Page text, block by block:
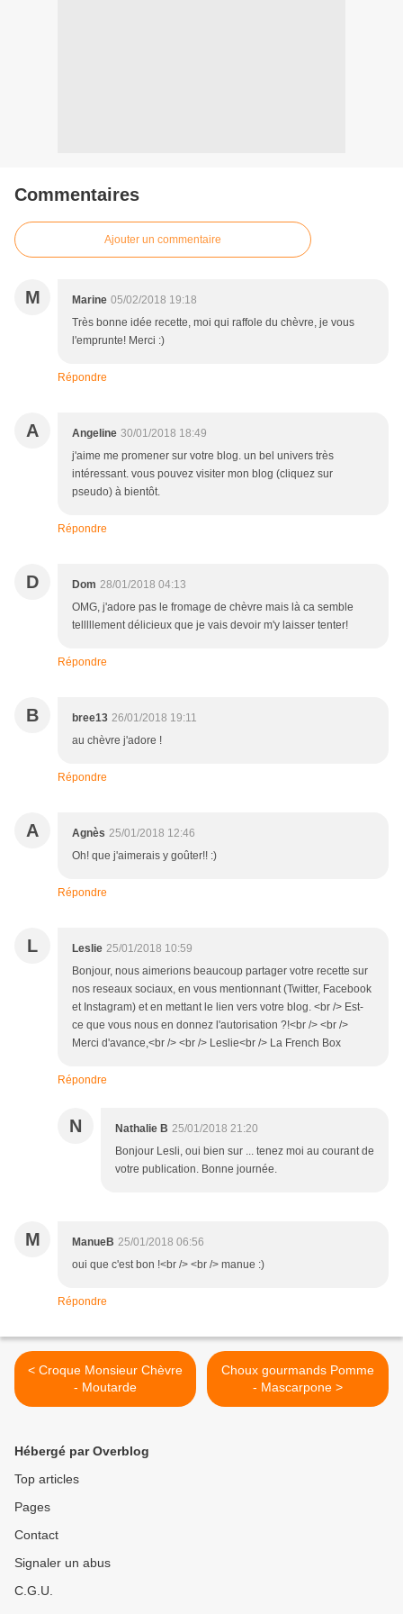
Commentaires
Ajouter un commentaire
M Marine 05/02/2018 19:18
Très bonne idée recette, moi qui raffole du chèvre, je vous
l'emprunte! Merci :)
Répondre
A Angeline 30/01/2018 18:49
j'aime me promener sur votre blog. un bel univers très
intéressant. vous pouvez visiter mon blog (cliquez sur
pseudo) à bientôt.
Répondre
D Dom 28/01/2018 04:13
OMG, j'adore pas le fromage de chèvre mais là ca semble
telllllement délicieux que je vais devoir m'y laisser tenter!
Répondre
B bree13 26/01/2018 19:11
au chèvre j'adore !
Répondre
A Agnès 25/01/2018 12:46
Oh! que j'aimerais y goûter!! :)
Répondre
L Leslie 25/01/2018 10:59
Bonjour, nous aimerions beaucoup partager votre recette sur
nos reseaux sociaux, en vous mentionnant (Twitter, Facebook
et Instagram) et en mettant le lien vers votre blog. <br /> Est-
ce que vous nous en donnez l'autorisation ?!<br /> <br />
Merci d'avance,<br /> <br /> Leslie<br /> La French Box
Répondre
N Nathalie B 25/01/2018 21:20
Bonjour Lesli, oui bien sur ... tenez moi au courant de
votre publication. Bonne journée.
M ManueB 25/01/2018 06:56
oui que c'est bon !<br /> <br /> manue :)
Répondre
< Croque Monsieur Chèvre
- Moutarde
Choux gourmands Pomme
- Mascarpone >
Hébergé par Overblog
Top articles
Pages
Contact
Signaler un abus
C.G.U.